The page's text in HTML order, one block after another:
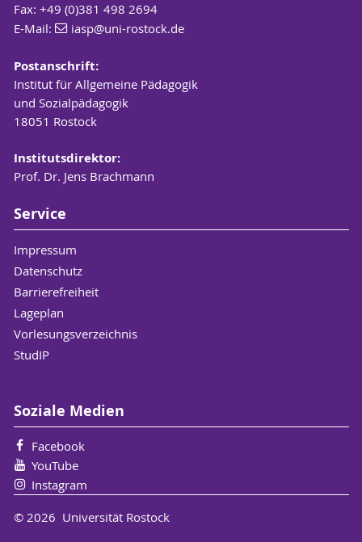
Fax: +49 (0)381 498 2694
E-Mail:
iasp@uni-rostock.de
Postanschrift:
Institut für Allgemeine Pädagogik
und Sozialpädagogik
18051 Rostock
Institutsdirektor:
Prof. Dr. Jens Brachmann
Service
Impressum
Datenschutz
Barrierefreiheit
Lageplan
Vorlesungsverzeichnis
StudIP
Soziale Medien
Facebook
YouTube
Instagram
© 2026 Universität Rostock